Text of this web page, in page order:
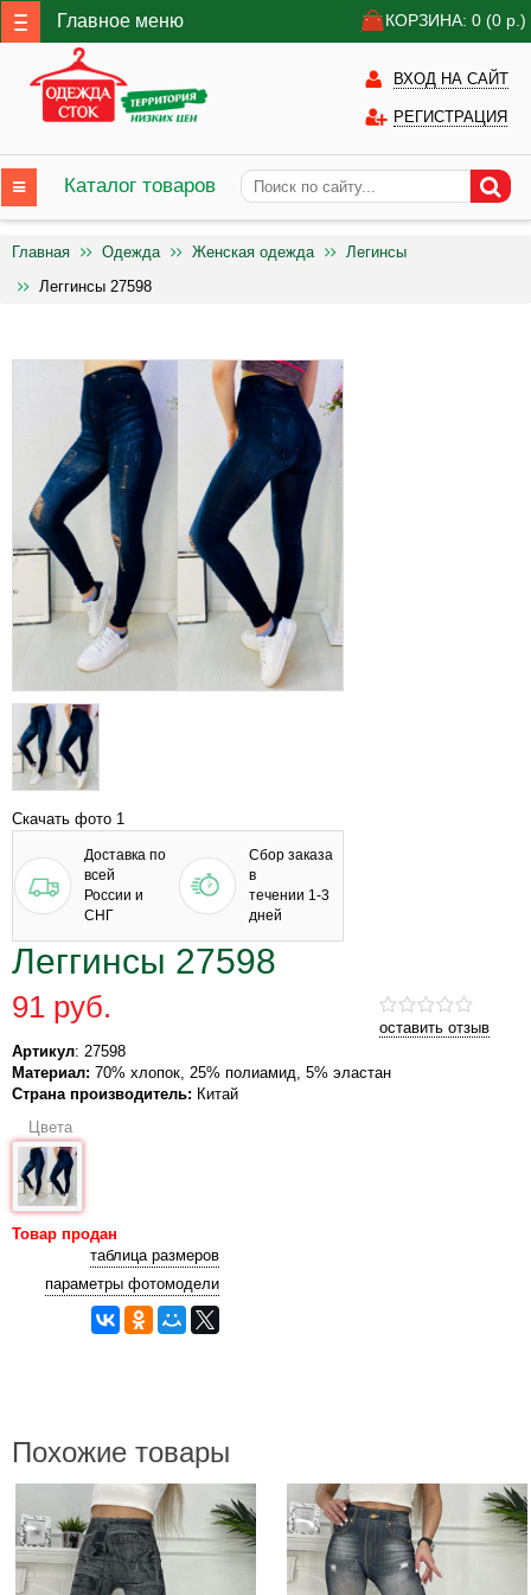
Главное меню КОРЗИНА: 0 (0 р.)
ВХОД НА САЙТ
РЕГИСТРАЦИЯ
Каталог товаров
Главная Одежда Женская одежда
Легинсы
Леггинсы 27598
Скачать фото 1
Доставка по
всей
России и
СНГ
Сбор заказа
в
течении 1-3
дней
Леггинсы 27598
оставить отзыв
91 руб.
Артикул: 27598
Материал: 70% хлопок, 25% полиамид, 5% эластан
Страна производитель: Китай
Цвета
Товар продан
таблица размеров
параметры фотомодели
Похожие товары